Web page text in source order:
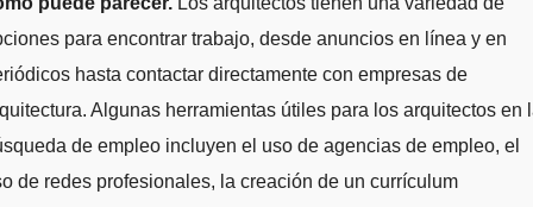
para encontrar trabajo, desde anuncios en línea y en
hasta contactar directamente con empresas de
Algunas herramientas útiles para los arquitectos en
de empleo incluyen el uso de agencias de empleo, el
de redes profesionales, la creación de un currículum